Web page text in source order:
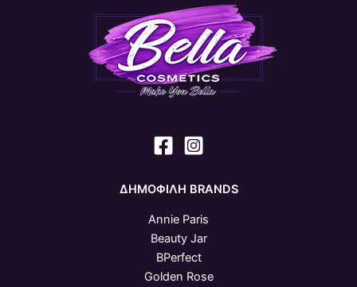
ΔΗΜΟΦΙΛΗ BRANDS
Annie Paris
Beauty Jar
BPerfect
Golden Rose